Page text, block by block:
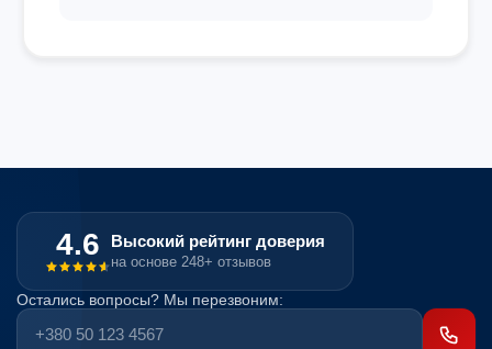
4.6 Высокий рейтинг доверия
на основе 248+ отзывов
Остались вопросы? Мы перезвоним: